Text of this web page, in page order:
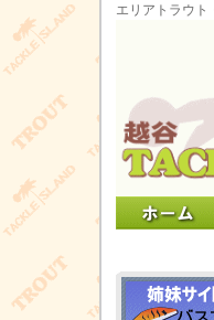
エリアトラウ